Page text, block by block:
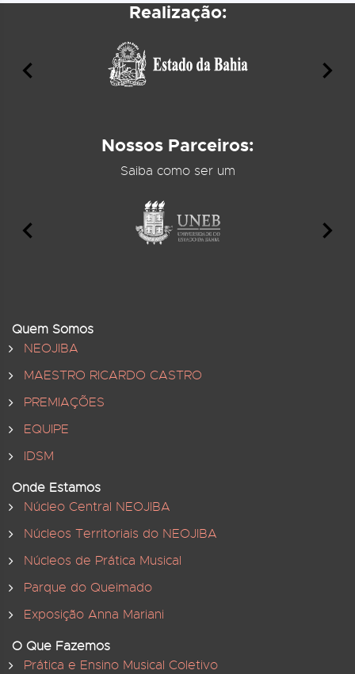
Realização:
Nossos Parceiros:
Saiba como ser um
Quem Somos
NEOJIBA
MAESTRO RICARDO CASTRO
PREMIAÇÕES
EQUIPE
IDSM
Onde Estamos
Núcleo Central NEOJIBA
Núcleos Territoriais do NEOJIBA
Núcleos de Prática Musical
Parque do Queimado
Exposição Anna Mariani
O Que Fazemos
Prática e Ensino Musical Coletivo